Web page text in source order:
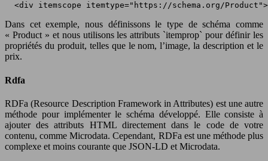
<div itemscope itemtype="https://schema.org/
Dans cet exemple, nous définissons le type de schéma comme
« Product » et nous utilisons les attributs `itemprop` pour définir les
propriétés du produit, telles que le nom, l’image, la description et le
prix.
Rdfa
RDFa (Resource Description Framework in Attributes) est une autre
méthode pour implémenter le schéma développé. Elle consiste à
ajouter des attributs HTML directement dans le code de votre
contenu, comme Microdata. Cependant, RDFa est une méthode plus
complexe et moins courante que JSON-LD et Microdata.